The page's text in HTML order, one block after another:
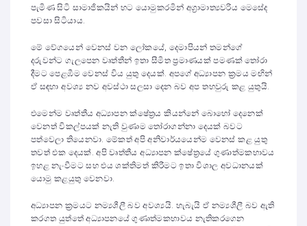
පැමිණ සිටි සාමාජිකයින් හට යොමුකරමින් අග්‍රාමාත්‍යවරිය මෙසේද
පවසා සිටියාය.
මේ වේගයෙන් වෙනස් වන ලෝකයේ, දෙමාපියන් තමන්ගේ
දරුවන්ට ගැලපෙන වෘත්තීන් ඉතා සීමිත ප්‍රමාණයක් පමණක් තෝරා
දීමට පෙළඹීම වෙනස් විය යුතු දෙයක්. අපගේ අධ්‍යාපන ක්‍රමය මඟින්
ඒ සඳහා අවශ්‍ය නව අවස්ථා සලසා දෙන බව අප තහවුරු කළ යුතුයි.
එමෙන්ම වෘත්තීය අධ්‍යාපන ක්ෂේත්‍රය කියන්නේ බොහෝ දෙනෙක්
වෙනත් විකල්පයක් නැති වුණාම තෝරාගන්නා දෙයක් බවට
පත්වෙලා තියෙනවා. මේකත් අපි අනිවාර්යයෙන්ම වෙනස් කළ යුතු
තවත් එක දෙයක්. අපි වෘත්තීය අධ්‍යාපන ක්ෂේත්‍රයේ ගුණාත්මකභාවය
ඉහළ නැංවීමට සහ එය ශක්තිමත් කිරීමට ඉතා විශාල අවධානයක්
යොමු කළයුතු වෙනවා.
අධ්‍යාපන ක්‍රමයට නම්‍යශීලී බව අවශ්‍යයි. හැබැයි ඒ නම්‍යශීලී බව ඇති
කරගත යුත්තේ අධ්‍යාපනයේ ගුණාත්මකභාවය නැතිකරගෙන